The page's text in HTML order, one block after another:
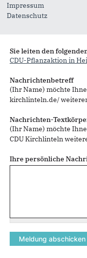
Sie leiten den
CDU-Pflanzaktion in
Nachrichtenbetreff
(Ihr Name) möchte
kirchlinteln.de/
Nachrichten-
(Ihr Name) möchte
CDU Kirchlinteln
Ihre persönliche
Impressum
Datenschutz